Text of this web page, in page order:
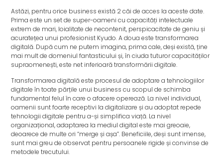
Astăzi, pentru orice business există 2 căi de acces la aceste date.
Prima este un set de super-oameni cu capacități intelectuale
extrem de mari, loialitate de necontenit, perspicacitate de geniu și
acuratețea unui profesionist Kyudo. A doua este transformarea
digitală. După cum ne putem imagina, prima cale, deși există, ține
mai mult de domeniul fantasticului și, în ciuda tuturor capacităților
supraomenești, este net inferioară transformării digitale.
Transformarea digitală este procesul de adoptare a tehnologiilor
digitale în toate părțile unui business cu scopul de schimba
fundamental felul în care o afacere operează. La nivel individual,
oamenii sunt foarte receptivi la digitalizare și au adoptat repede
tehnologii digitale pentru a-și simplifica viață. La nivel
organizațional, adaptarea la mediul digital este mai greoaie,
deoarece de multe ori “merge și așa”. Beneficiile, deși sunt imense,
sunt mai greu de observat pentru persoanele rigide și convinse de
metodele trecutului.